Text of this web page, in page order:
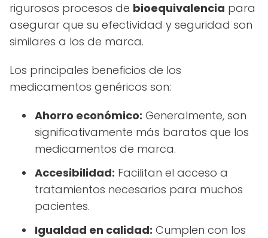
rigurosos procesos de bioequivalencia para
asegurar que su efectividad y seguridad son
similares a los de marca.
Los principales beneficios de los
medicamentos genéricos son:
Ahorro económico: Generalmente, son
significativamente más baratos que los
medicamentos de marca.
Accesibilidad: Facilitan el acceso a
tratamientos necesarios para muchos
pacientes.
Igualdad en calidad: Cumplen con los